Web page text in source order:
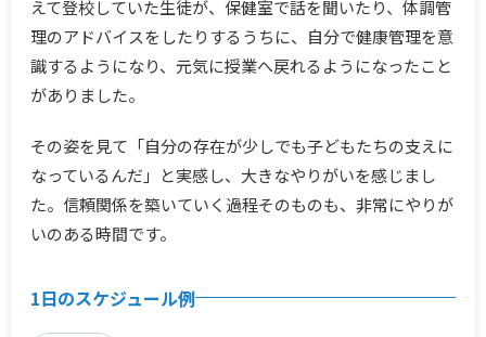
えて登校していた生徒が、保健室で話を聞いたり、体調管
理のアドバイスをしたりするうちに、自分で健康管理を意
識するようになり、元気に授業へ戻れるようになったこと
がありました。
その姿を見て「自分の存在が少しでも子どもたちの支えに
なっているんだ」と実感し、大きなやりがいを感じまし
た。信頼関係を築いていく過程そのものも、非常にやりが
いのある時間です。
1日のスケジュール例